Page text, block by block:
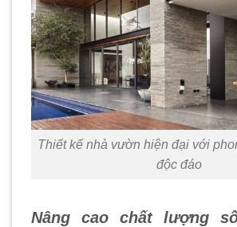
Thiết kế nhà vườn hiện đại với
độc đáo
Nâng cao chất lượng